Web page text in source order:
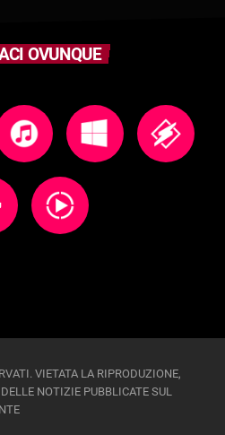
OVUNQUE
VIETATA LA RIPRODUZIONE,
NOTIZIE PUBBLICATE SUL